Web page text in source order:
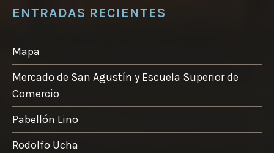
en
la
producto
ENTRADAS RECIENTES
Mapa
Mercado de San Agustín y Escuela Superior de
Comercio
Pabellón Lino
Rodolfo Ucha